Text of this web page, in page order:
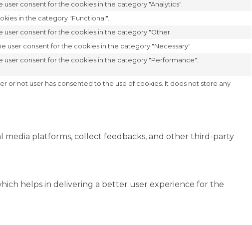
user consent for the cookies in the category "Analytics".
in the category "Functional".
user consent for the cookies in the category "Other.
user consent for the cookies in the category "Necessary".
user consent for the cookies in the category "Performance".
or not user has consented to the use of cookies. It does not store any
platforms, collect feedbacks, and other third-party
helps in delivering a better user experience for the